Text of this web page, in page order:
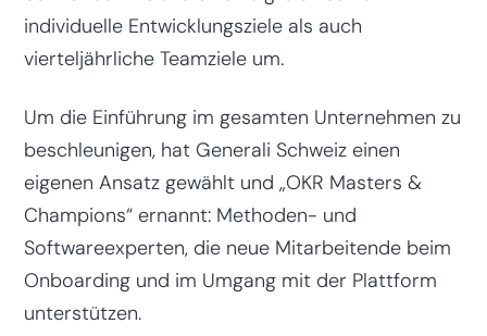
individuelle Entwicklungsziele als auch
vierteljährliche Teamziele um.
Um die Einführung im gesamten Unternehmen zu
beschleunigen, hat Generali Schweiz einen
eigenen Ansatz gewählt und „OKR Masters &
Champions“ ernannt: Methoden- und
Softwareexperten, die neue Mitarbeitende beim
Onboarding und im Umgang mit der Plattform
unterstützen.